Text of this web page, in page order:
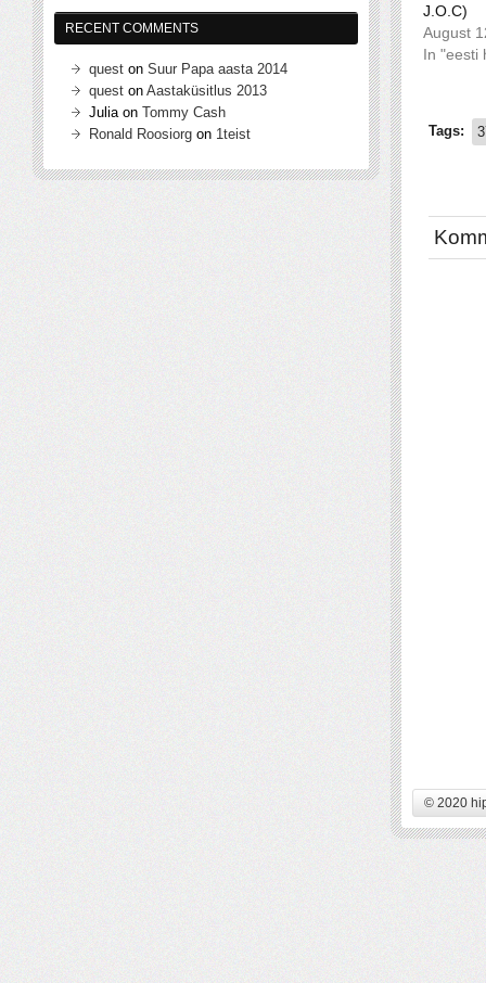
J.O.C)
August
In "eesti
Tags:
© 2020
RECENT COMMENTS
quest on Suur Papa aasta 2014
quest on Aastaküsitlus 2013
Juliaon Tommy Cash
Ronald Roosiorg on 1teist